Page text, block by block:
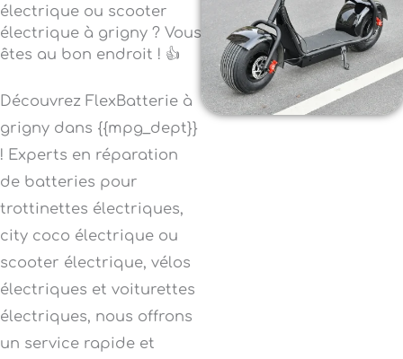
électrique ou scooter
électrique à grigny ? Vous
êtes au bon endroit ! 👍
Découvrez FlexBatterie à
grigny dans {{mpg_dept}}
! Experts en réparation
de batteries pour
trottinettes électriques,
city coco électrique ou
scooter électrique, vélos
électriques et voiturettes
électriques, nous offrons
un service rapide et